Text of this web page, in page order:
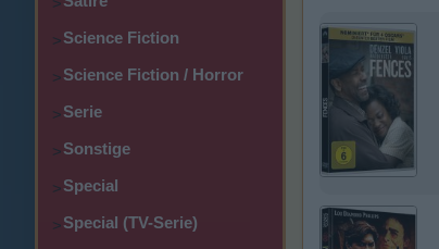
>
>Science Fiction
>Science Fiction / Horror
>Serie
>Sonstige
>Special
>Special (TV-Serie)